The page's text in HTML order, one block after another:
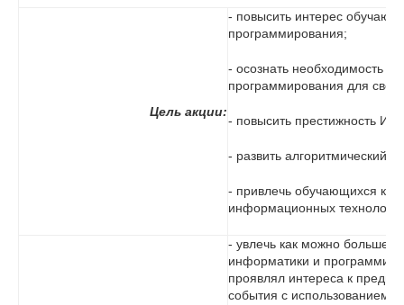
Цель акции:
- повысить интерес
программирования;
- осознать необходимость и
программирования для
- повысить престижность
- развить алгоритмический
- привлечь обучающихся к
информационных
- увлечь как можно большее
информатики и
проявлял интереса к
события с использованием